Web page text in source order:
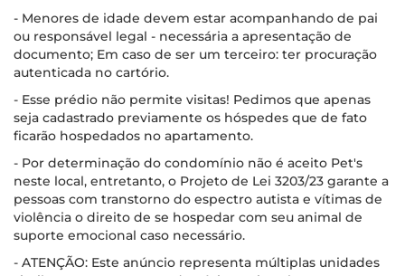
- Menores de idade devem estar acompanhando de pai
ou responsável legal - necessária a apresentação de
documento; Em caso de ser um terceiro: ter procuração
autenticada no cartório.
- Esse prédio não permite visitas! Pedimos que apenas
seja cadastrado previamente os hóspedes que de fato
ficarão hospedados no apartamento.
- Por determinação do condomínio não é aceito Pet's
neste local, entretanto, o Projeto de Lei 3203/23 garante a
pessoas com transtorno do espectro autista e vítimas de
violência o direito de se hospedar com seu animal de
suporte emocional caso necessário.
- ATENÇÃO: Este anúncio representa múltiplas unidades